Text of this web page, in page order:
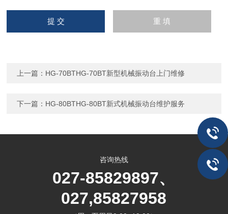
上一篇： HG-70BTHG-70BT新型机械振动台上门维修
下一篇： HG-80BTHG-80BT新式机械振动台维护服务
咨询热线
027-85829897、
027,85827958